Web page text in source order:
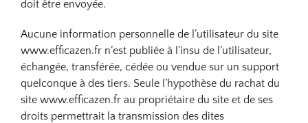
doit être envoyée.
Aucune information personnelle de l’utilisateur du site
www.efficazen.fr n’est publiée à l’insu de l’utilisateur,
échangée, transférée, cédée ou vendue sur un support
quelconque à des tiers. Seule l’hypothèse du rachat du
site www.efficazen.fr au propriétaire du site et de ses
droits permettrait la transmission des dites